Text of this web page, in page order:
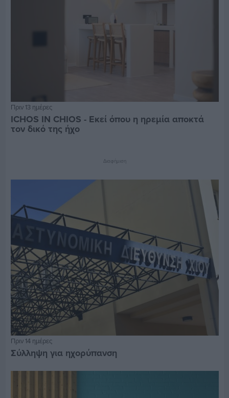
Πριν 13 ημέρες
ICHOS IN CHIOS - Εκεί όπου η ηρεμία αποκτά
τον δικό της ήχο
Διαφήμιση
Πριν 14 ημέρες
Σύλληψη για ηχορύπανση